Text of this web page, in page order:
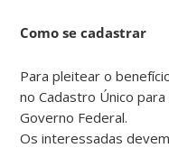
Como se cadastrar
Para pleitear o
no Cadastro Único
Governo Federal.
Os interessadas